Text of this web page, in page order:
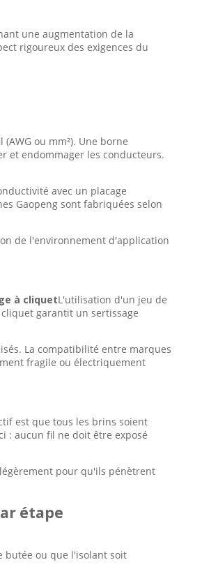
une augmentation de la
rigoureux des exigences du
ou mm²). Une borne
et endommager les conducteurs.
avec un placage
Gaopeng sont fabriquées selon
de l'environnement d'application
à cliquetL'utilisation d'un jeu de
garantit un sertissage
La compatibilité entre marques
fragile ou électriquement
est que tous les brins soient
: aucun fil ne doit être exposé
pour qu'ils pénètrent
étape
butée ou que l'isolant soit